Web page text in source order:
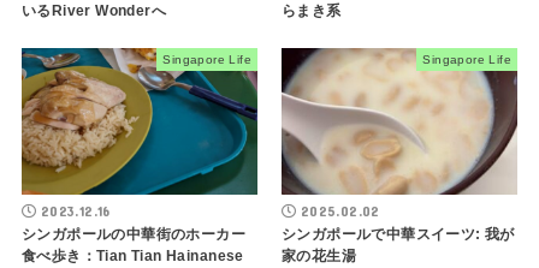
いるRiver Wonderへ
らまき系
Singapore Life
2023.12.16
シンガポールの中華街のホーカー
食べ歩き：Tian Tian Hainanese
Singapore Life
2025.02.02
シンガポールで中華スイーツ: 我が
家の花生湯